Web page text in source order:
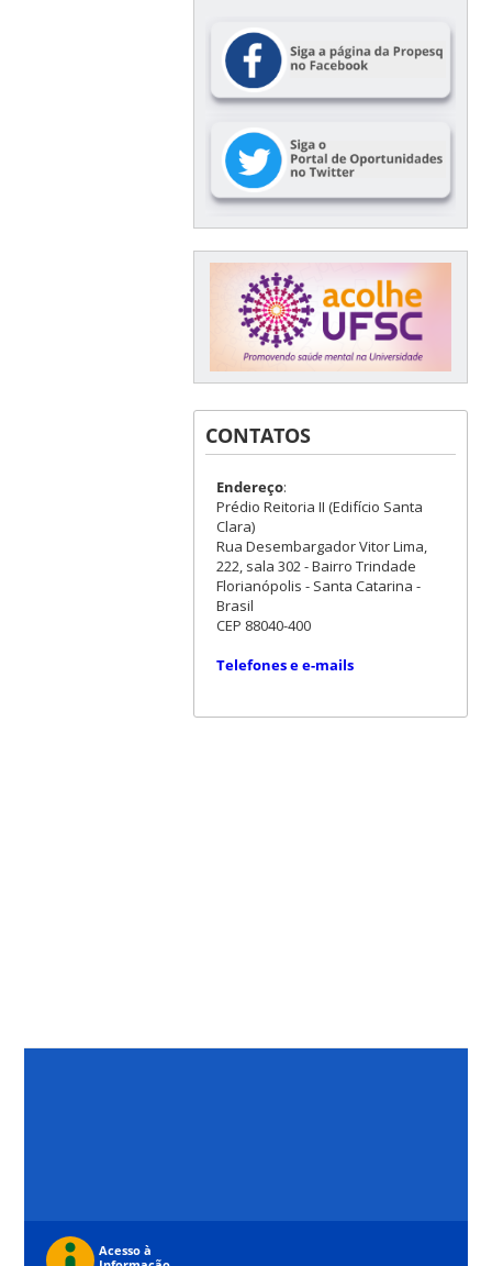
CONTATOS
Endereço:
Prédio Reitoria II (Edifício Santa
Clara)
Rua Desembargador Vitor Lima,
222, sala 302 - Bairro Trindade
Florianópolis - Santa Catarina -
Brasil
CEP 88040-400
Telefones e e-mails